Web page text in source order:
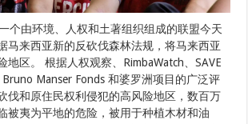
个由环境、人权和土著组织组成的联盟今天
马来西亚新的反砍伐森林法规，将马来西亚
地区。 根据人权观察、RimbaWatch、SAVE
Bruno Manser Fonds 和婆罗洲项目的广泛评
伐和原住民权利侵犯的高风险地区，数百万
被夷为平地的危险，被用于种植木材和油